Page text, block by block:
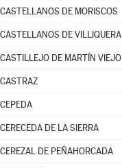
CASTELLANOS DE MORISCOS
CASTELLANOS DE VILLIQUERA
CASTILLEJO DE MARTÍN VIEJO
CASTRAZ
CEPEDA
CERECEDA DE LA SIERRA
CEREZAL DE PEÑAHORCADA